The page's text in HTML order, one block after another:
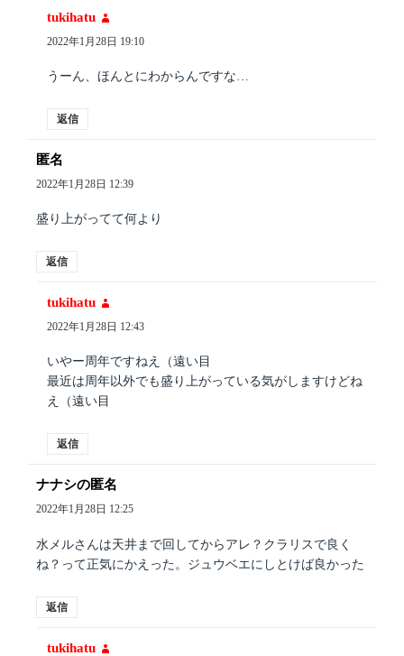
tukihatu
り:
2022年1月28日 19:10
うーん、ほんとにわからんですな…
返信
匿名
り:
2022年1月28日 12:39
盛り上がってて何より
返信
tukihatu
り:
2022年1月28日 12:43
いやー周年ですねえ（遠い目
最近は周年以外でも盛り上がっている気がしますけどね
え（遠い目
返信
ナナシの匿名
り:
2022年1月28日 12:25
水メルさんは天井まで回してからアレ？クラリスで良く
ね？って正気にかえった。ジュウベエにしとけば良かった
返信
tukihatu